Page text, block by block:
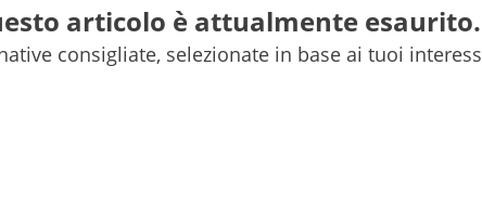
articolo è attualmente esaurito.
consigliate, selezionate in base ai tuoi
& Starck illumina le parti più buie e salva anche il
e rispettoso dell'ambiente. La plafoniera a LED